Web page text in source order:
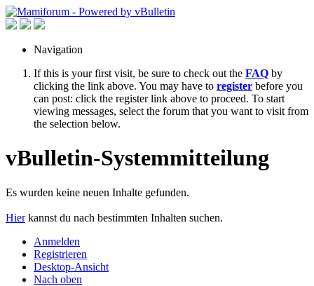
Navigation
If this is your first visit, be sure to check out the FAQ by
clicking the link above. You may have to register before you
can post: click the register link above to proceed. To start
viewing messages, select the forum that you want to visit from
the selection below.
vBulletin-Systemmitteilung
Es wurden keine neuen Inhalte gefunden.
Hierkannst du nach bestimmten Inhalten suchen.
Anmelden
Registrieren
Desktop-Ansicht
Nach oben